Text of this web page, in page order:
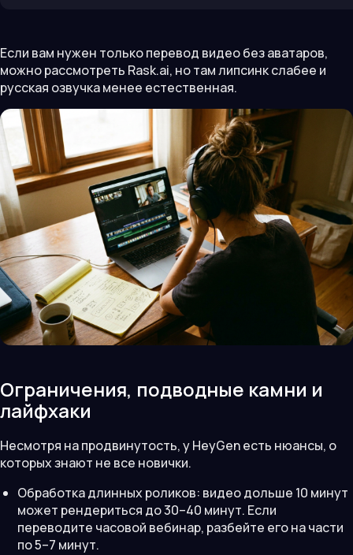
Если вам нужен только перевод видео без аватаров,
можно рассмотреть Rask.ai, но там липсинк слабее и
русская озвучка менее естественная.
Ограничения, подводные камни и
лайфхаки
Несмотря на продвинутость, у HeyGen есть нюансы, о
которых знают не все новички.
Обработка длинных роликов: видео дольше 10 минут
может рендериться до 30–40 минут. Если
переводите часовой вебинар, разбейте его на части
по 5–7 минут.